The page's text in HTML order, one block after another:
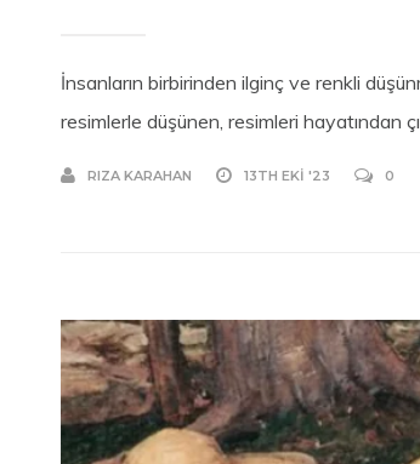
İnsanların birbirinden ilginç ve renkli
resimlerle düşünen, resimleri hayatından
RIZA KARAHAN 13TH EKI '23 0